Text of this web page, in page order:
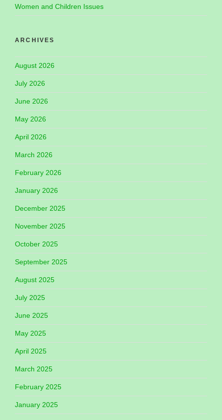
Women and Children Issues
ARCHIVES
August 2026
July 2026
June 2026
May 2026
April 2026
March 2026
February 2026
January 2026
December 2025
November 2025
October 2025
September 2025
August 2025
July 2025
June 2025
May 2025
April 2025
March 2025
February 2025
January 2025